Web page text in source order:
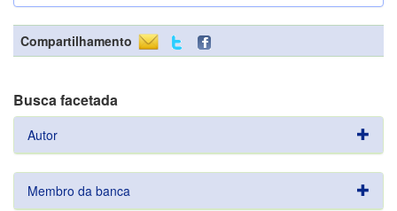
Compartilhamento
Busca facetada
Autor
Membro da banca